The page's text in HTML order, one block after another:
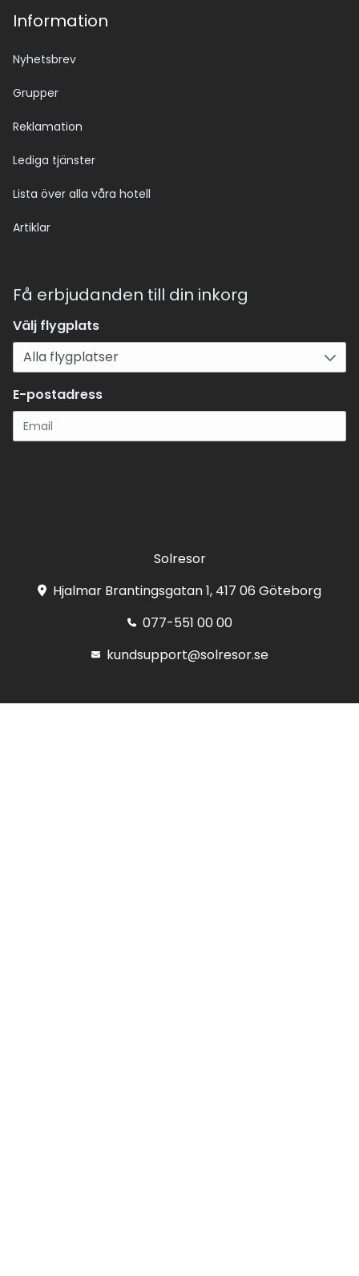
Information
Nyhetsbrev
Grupper
Reklamation
Lediga tjänster
Lista över alla våra hotell
Artiklar
Få erbjudanden till din inkorg
Välj flygplats
E-postadress
Solresor
Hjalmar Brantingsgatan 1, 417 06 Göteborg
077-551 00 00
kundsupport@solresor.se